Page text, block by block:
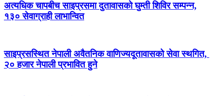
अत्यधिक चापबीच साइप्रसमा दुतावासको घुम्ती शिविर सम्पन्न,
१३० सेवाग्राही लाभान्वित
साइप्रसस्थित नेपाली अवैतनिक वाणिज्यदूतावासको सेवा स्थगित,
२० हजार नेपाली प्रभावित हुने